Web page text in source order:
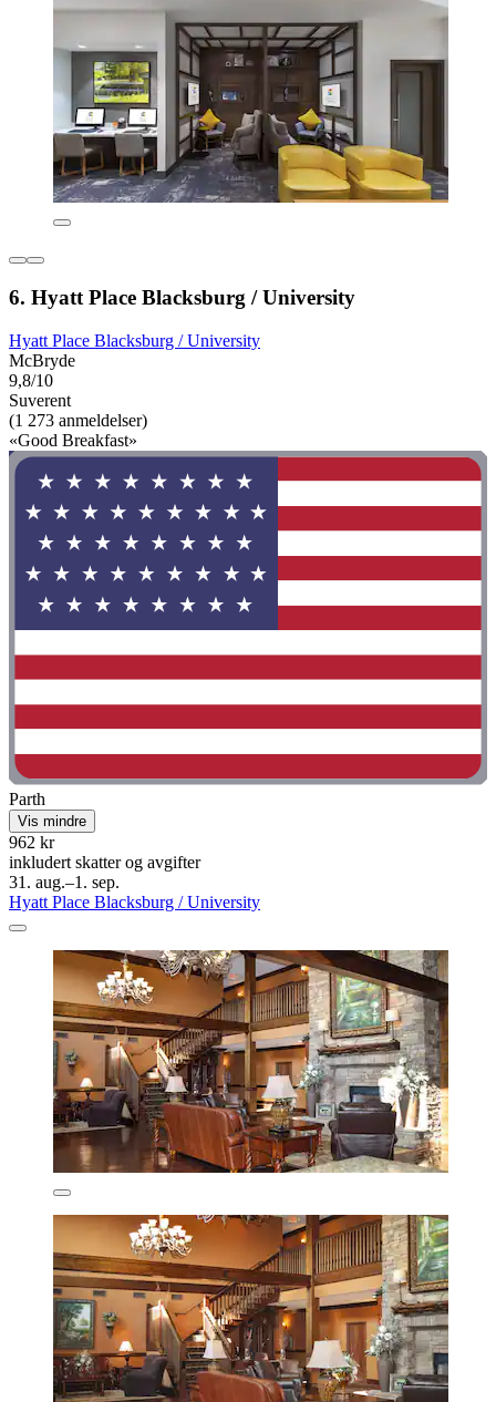
6. Hyatt Place Blacksburg / University
Hyatt Place Blacksburg / University
McBryde
9,8/10
Suverent
(1 273 anmeldelser)
«Good Breakfast»
Parth
Vis mindre
962 kr
inkludert skatter og avgifter
31. aug.–1. sep.
Hyatt Place Blacksburg / University